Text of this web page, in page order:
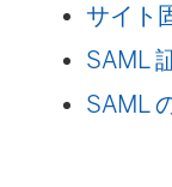
サイト
SAML
SAML